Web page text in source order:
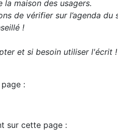
la maison des usagers.
de vérifier sur l’agenda du
!
et si besoin utiliser l'écrit !
:
sur cette page :